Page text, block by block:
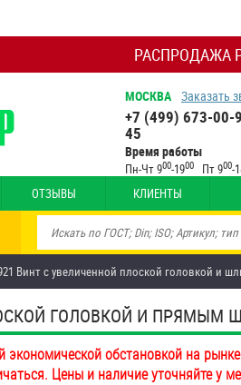
РАСПРОДАЖА
МОСКВА Заказать
+7 (499) 673-00-
45
Время работы
Пн-Чт 900-1900 Пт 900-
ОТЗЫВЫ КЛИЕНТЫ
Винт с увеличенной плоской головкой и
ГОЛОВКОЙ И ПРЯМЫМ
экономической обстановкой на
Цены и наличие уточняйте у